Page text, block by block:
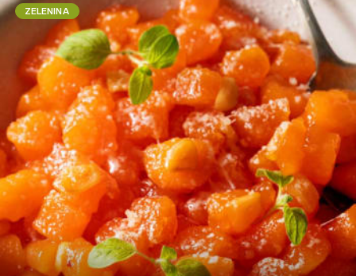
ZELENINA